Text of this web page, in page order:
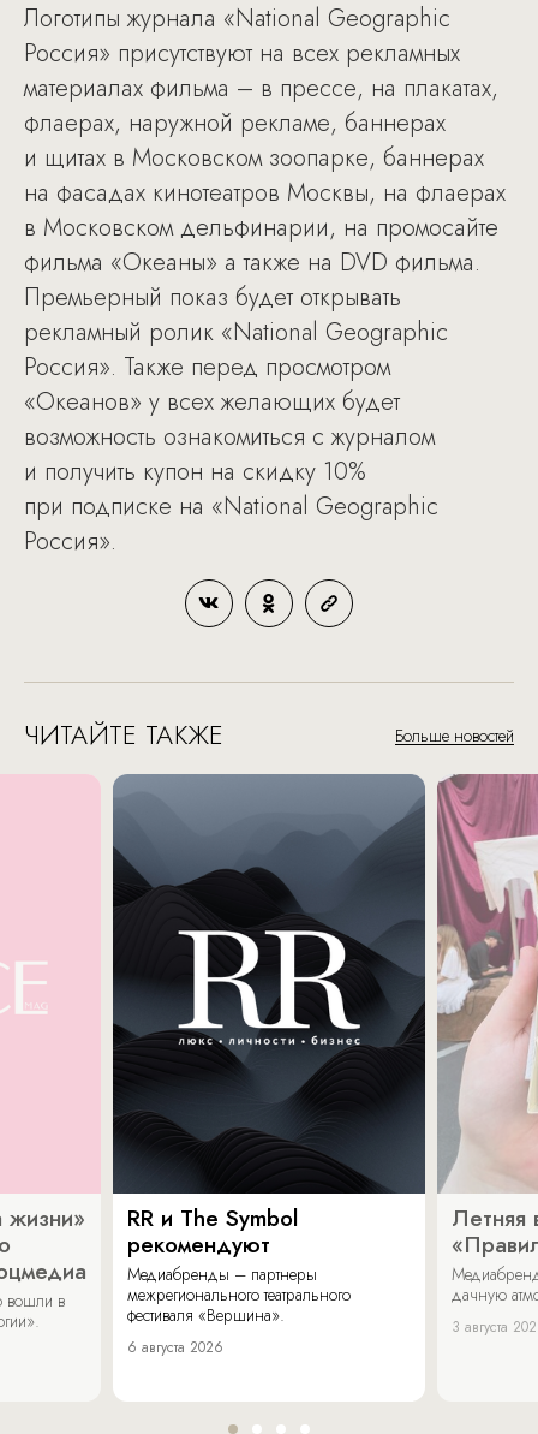
Логотипы журнала «National Geographic
Россия» присутствуют на всех рекламных
материалах фильма – в прессе, на плакатах,
флаерах, наружной рекламе, баннерах
и щитах в Московском зоопарке, баннерах
на фасадах кинотеатров Москвы, на флаерах
в Московском дельфинарии, на промосайте
фильма «Океаны» а также на DVD фильма.
Премьерный показ будет открывать
рекламный ролик «National Geographic
Россия». Также перед просмотром
«Океанов» у всех желающих будет
возможность ознакомиться с журналом
и получить купон на скидку 10%
при подписке на «National Geographic
Россия».
ЧИТАЙТЕ ТАКЖЕ Больше новостей
жизни»
вошли в
RR и The Symbol
рекомендуют
Медиабренды – партнеры
межрегионального театрального
фестиваля «Вершина».
6 августа 2026
Летняя
дачную
3 августа